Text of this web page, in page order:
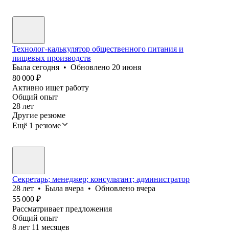
Технолог-калькулятор общественного питания и
пищевых производств
Была сегодня • Обновлено 20 июня
80 000 ₽
Активно ищет работу
Общий опыт
28 лет
Другие резюме
Ещё 1 резюме
Секретарь; менеджер; консультант; администратор
28 лет • Была вчера • Обновлено вчера
55 000 ₽
Рассматривает предложения
Общий опыт
8 лет 11 месяцев